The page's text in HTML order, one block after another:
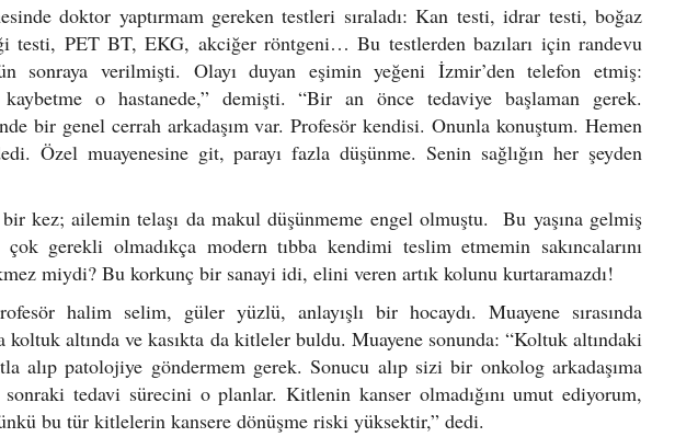
doktor yaptırmam gereken testleri sıraladı: Kan testi, idrar testi, boğaz
testi, PET BT, EKG, akciğer röntgeni… Bu testlerden bazıları için randevu
sonraya verilmişti. Olayı duyan eşimin yeğeni İzmir’den telefon etmiş:
o hastanede,” demişti. “Bir an önce tedaviye başlaman gerek.
bir genel cerrah arkadaşım var. Profesör kendisi. Onunla konuştum. Hemen
Özel muayenesine git, parayı fazla düşünme. Senin sağlığın her şeyden
bir kez; ailemin telaşı da makul düşünmeme engel olmuştu. Bu yaşına gelmiş
gerekli olmadıkça modern tıbba kendimi teslim etmemin sakıncalarını
miydi? Bu korkunç bir sanayi idi, elini veren artık kolunu kurtaramazdı!
halim selim, güler yüzlü, anlayışlı bir hocaydı. Muayene sırasında
koltuk altında ve kasıkta da kitleler buldu. Muayene sonunda: “Koltuk altındaki
alıp patolojiye göndermem gerek. Sonucu alıp sizi bir onkolog arkadaşıma
sonraki tedavi sürecini o planlar. Kitlenin kanser olmadığını umut ediyorum,
bu tür kitlelerin kansere dönüşme riski yüksektir,” dedi.